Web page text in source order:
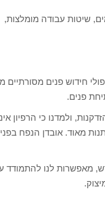
שיטות עבודה מומלצות,
חידוש פנים
פנים.
ולמדנו כי הרפיון
מאוד. אובדן הנפח
מאפשרות לנו להתמודד